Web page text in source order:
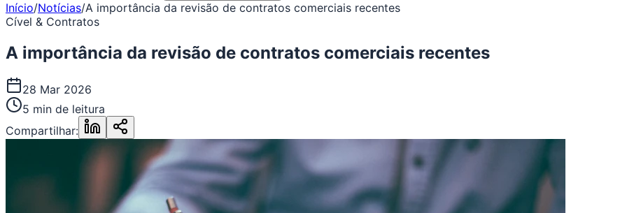
Início/Notícias/A importância da revisão de contratos comerciais recentes
Cível & Contratos
A importância da revisão de contratos comerciais recentes
28 Mar 2026
5 min de leitura
Compartilhar: